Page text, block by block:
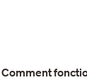
Comment